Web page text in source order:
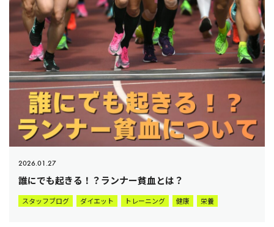
2026.01.27
誰にでも起きる！？ランナー貧血とは？
スタッフブログ ダイエット トレーニング 健康 栄養